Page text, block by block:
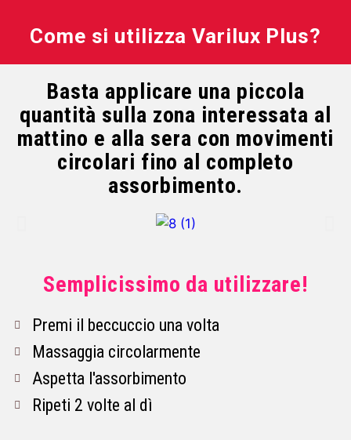
Come si utilizza Varilux Plus?
Basta applicare una piccola
quantità sulla zona interessata al
mattino e alla sera con movimenti
circolari fino al completo
assorbimento.
Semplicissimo da utilizzare!
Premi il beccuccio una volta
Massaggia circolarmente
Aspetta l'assorbimento
Ripeti 2 volte al dì